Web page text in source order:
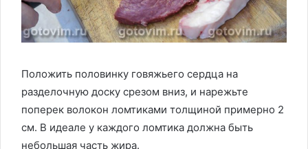
Положить половинку говяжьего сердца на
разделочную доску срезом вниз, и нарежьте
поперек волокон ломтиками толщиной примерно 2
см. В идеале у каждого ломтика должна быть
небольшая часть жира.